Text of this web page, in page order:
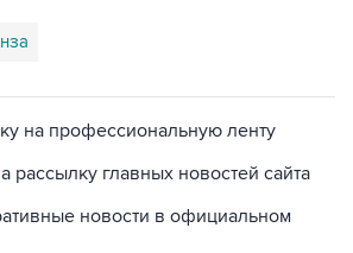
на профессиональную ленту
рассылку главных новостей сайта
новости в официальном